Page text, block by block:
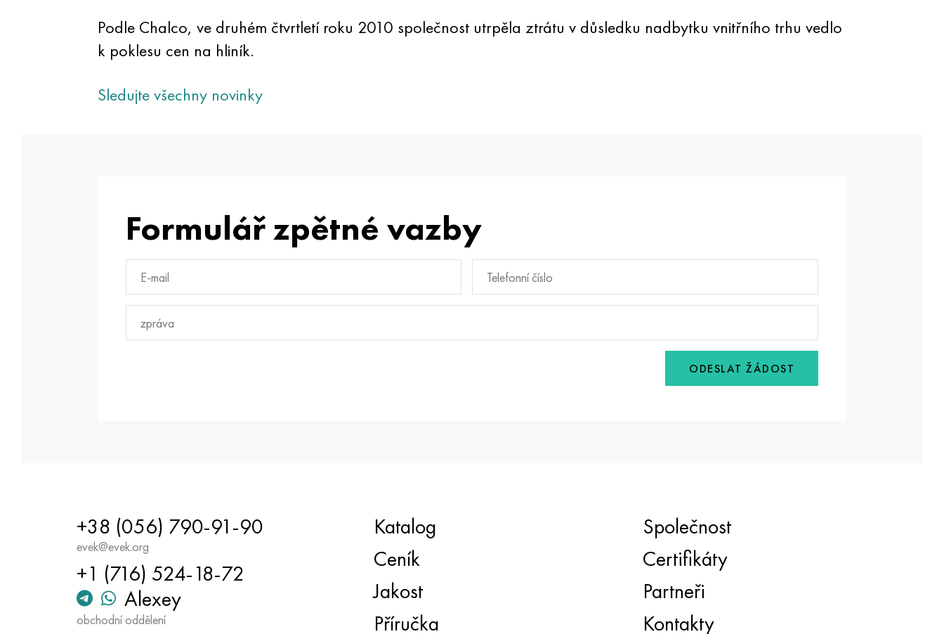
Podle Chalco, ve druhém čtvrtletí roku 2010 společnost utrpěla ztrátu v důsledku nadbytku vnitřního trhu vedlo
k poklesu cen na hliník.
Sledujte všechny novinky
Formulář zpětné vazby
ODESLAT ŽÁDOST
+38 (056) 790-91-90
evek@evek.org
+1 (716) 524-18-72
Alexey
obchodní oddělení
Katalog
Ceník
Jakost
Příručka
Společnost
Certifikáty
Partneři
Kontakty